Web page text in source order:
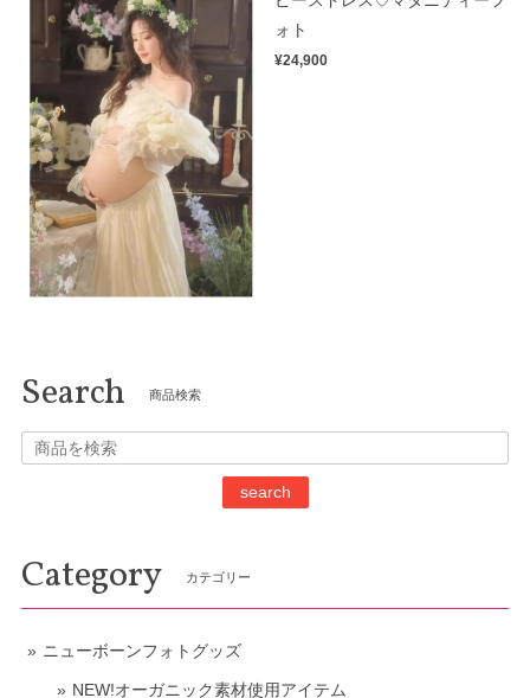
ォト
¥24,900
Search 商品検索
search
Category カテゴリー
ニューボーンフォトグッズ
NEW!オーガニック素材使用アイテム